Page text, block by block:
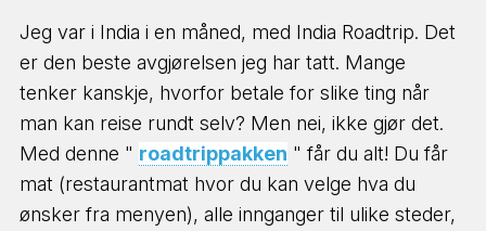
Jeg var i India i en måned, med India Roadtrip. Det
er den beste avgjørelsen jeg har tatt. Mange
tenker kanskje, hvorfor betale for slike ting når
man kan reise rundt selv? Men nei, ikke gjør det.
Med denne " roadtrippakken " får du alt! Du får
mat (restaurantmat hvor du kan velge hva du
ønsker fra menyen), alle innganger til ulike steder,